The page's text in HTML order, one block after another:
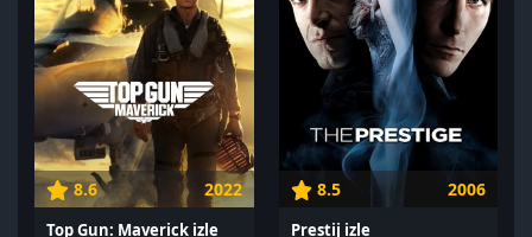
8.6 2022
Top Gun: Maverick izle
8.5 2006
Prestij izle